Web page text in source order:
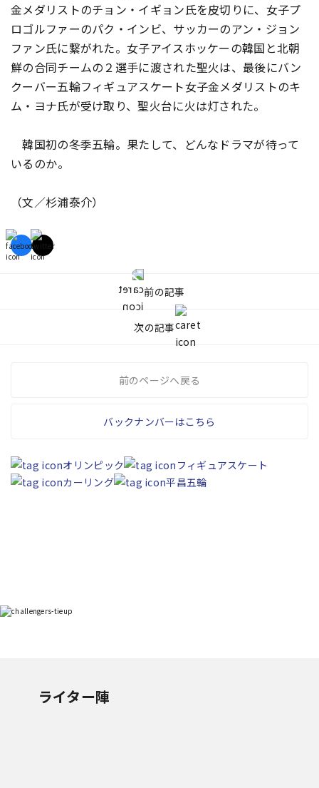
金メダリストのチョン・イギョン氏を皮切りに、女子プ
ロゴルファーのパク・インビ、サッカーのアン・ジョン
ファン氏に繋がれた。女子アイスホッケーの韓国と北朝
鮮の合同チームの２選手に渡された聖火は、最後にバン
クーバー五輪フィギュアスケート女子金メダリストのキ
ム・ヨナ氏が受け取り、聖火台に火は灯された。
韓国初の冬季五輪。果たして、どんなドラマが待って
いるのか――。
（文／杉浦泰介）
前の記事
次の記事
前のページへ戻る
バックナンバーはこちら
オリンピック
フィギュアスケート
カーリング
平昌五輪
ライター陣